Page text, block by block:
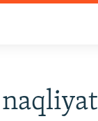
naqliyat